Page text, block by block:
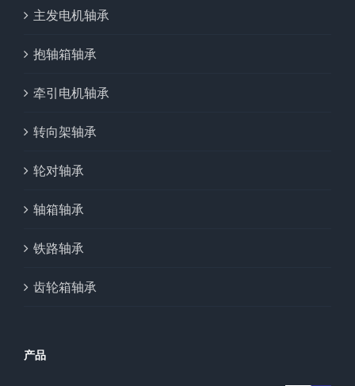
主发电机轴承
抱轴箱轴承
牵引电机轴承
转向架轴承
轮对轴承
轴箱轴承
铁路轴承
齿轮箱轴承
产品